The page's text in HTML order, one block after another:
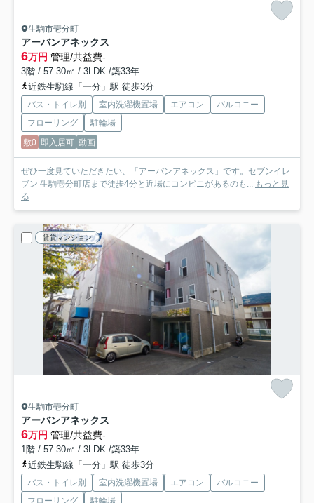
生駒市壱分町
アーバンアネックス
6万円 管理/共益費-
3階 / 57.30㎡ / 3LDK /築33年
近鉄生駒線「一分」駅 徒歩3分
バス・トイレ別 室内洗濯機置場 エアコン
バルコニー
フローリング
駐輪場
敷0 即入居可 動画
ぜひ一度見ていただきたい、「アーバンアネックス」です。セブンイレ
ブン 生駒壱分町店まで徒歩4分と近場にコンビニがあるのも...
もっと見
る
賃貸マンション
生駒市壱分町
アーバンアネックス
6万円 管理/共益費-
1階 / 57.30㎡ / 3LDK /築33年
近鉄生駒線「一分」駅 徒歩3分
バス・トイレ別 室内洗濯機置場 エアコン
バルコニー
フローリング
駐輪場